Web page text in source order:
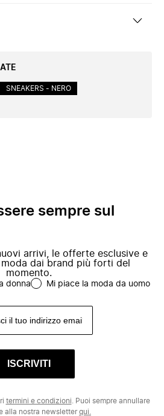
SNEAKERS - NERO
sempre sul
arrivi, le offerte esclusive e
dai brand più forti del
momento.
donna Mi piace la moda da uomo
ISCRIVITI
termini e condizioni . Puoi sempre annullare
alla nostra newsletterqui.